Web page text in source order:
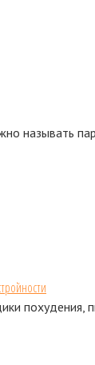
называть
похудения,